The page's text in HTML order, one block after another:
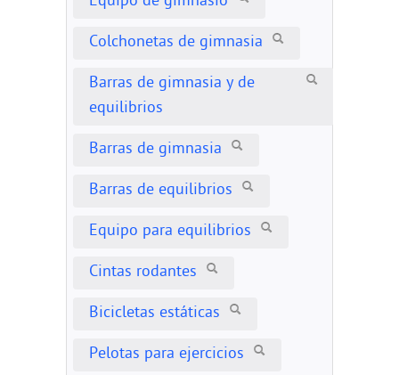
Colchonetas de gimnasia
Barras de gimnasia y de
equilibrios
Barras de gimnasia
Barras de equilibrios
Equipo para equilibrios
Cintas rodantes
Bicicletas estáticas
Pelotas para ejercicios